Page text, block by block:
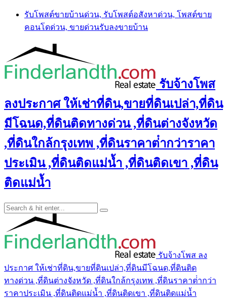
Skip
content
รับโพสต์ขายบ้านด่วน, รับโพสต์อสังหาด่วน, โพสต์ขาย
คอนโดด่วน, ขายด่วนรับลงขายบ้าน
รับจ้างโพส
ลงประกาศ ให้เช่าที่ดิน,ขายที่ดินเปล่า,ที่ดิน
มีโฉนด,ที่ดินติดทางด่วน ,ที่ดินต่างจังหวัด
,ที่ดินใกล้กรุงเทพ ,ที่ดินราคาต่ํากว่าราคา
ประเมิน ,ที่ดินติดแม่น้ำ ,ที่ดินติดเขา ,ที่ดิน
ติดแม่น้ำ
รับจ้างโพส ลง
ประกาศ ให้เช่าที่ดิน,ขายที่ดินเปล่า,ที่ดินมีโฉนด,ที่ดินติด
ทางด่วน ,ที่ดินต่างจังหวัด ,ที่ดินใกล้กรุงเทพ ,ที่ดินราคาต่ํากว่า
ราคาประเมิน ,ที่ดินติดแม่น้ำ ,ที่ดินติดเขา ,ที่ดินติดแม่น้ำ